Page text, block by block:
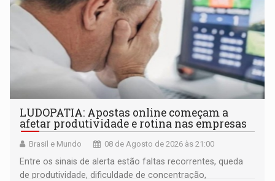
LUDOPATIA: Apostas online começam a
afetar produtividade e rotina nas empresas
Brasil e Mundo 08 de Agosto de 2026 às 21:00
Entre os sinais de alerta estão faltas recorrentes, queda
de produtividade, dificuldade de concentração,